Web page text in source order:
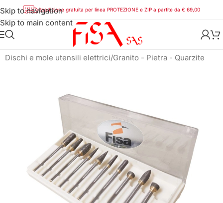
Skip to navigation
Skip to main content
Spedizione gratuita per linea PROTEZIONE e ZIP a partite da € 69,00
Utensili diamantati
Dischi e mole utensili elettrici/Granito - Pietra - Quarzite